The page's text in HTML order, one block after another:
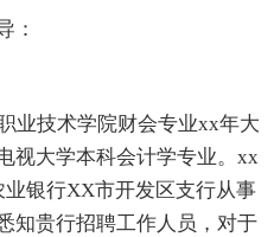
：
业技术学院财会专业xx年大
视大学本科会计学专业。xx
银行XX市开发区支行从事
知贵行招聘工作人员，对于